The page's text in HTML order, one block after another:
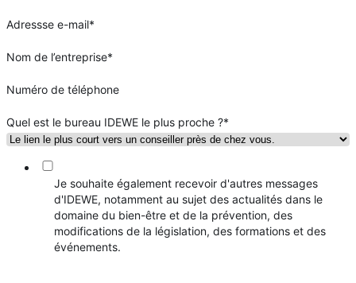
Adressse e-mail*
Nom de l’entreprise*
Numéro de téléphone
Quel est le bureau IDEWE le plus proche ?*
Je souhaite également recevoir d'autres messages
d'IDEWE, notamment au sujet des actualités dans le
domaine du bien-être et de la prévention, des
modifications de la législation, des formations et des
événements.